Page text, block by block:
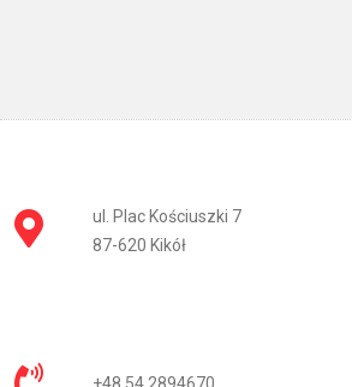
ul. Plac Kościuszki 7
87-620 Kikół